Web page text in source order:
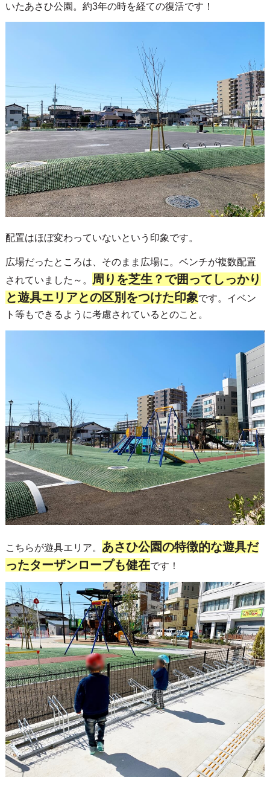
いたあさひ公園。約3年の時を経ての復活です！
配置はほぼ変わっていないという印象です。
広場だったところは、そのまま広場に。ベンチが複数配置
されていました～。
周りを芝生？で囲ってしっかり
と遊具エリアとの区別をつけた印象です。イベン
ト等もできるように考慮されているとのこと。
こちらが遊具エリア。 あさひ公園の特徴的な遊具だ
ったターザンロープも健在です！